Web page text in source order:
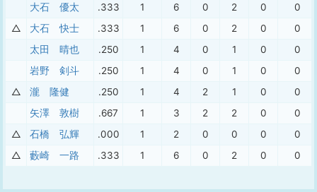
大石 優太
.333 1 6 0 2 0
0
△
大石 快士 .333 1 6 0 2 0
0
太田 晴也
.250 1 4 0 1 0
0
岩野 剣斗
.250 1 4 0 1 0
0
△
瀧 隆健 .250 1 4 2 1 0
0
矢澤 敦樹
.667 1 3 2 2 0
0
△
石橋 弘輝 .000 1 2 0 0 0
0
△
藪崎 一路 .333 1 6 0 2 0 0